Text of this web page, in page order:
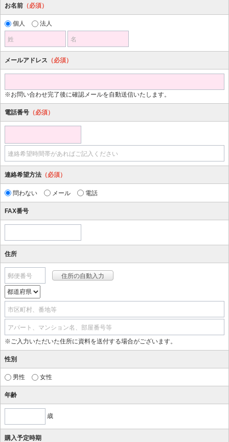
お名前 （必須）
個人 法人
姓 名
メールアドレス （必須）
※お問い合わせ完了後に確認メールを自動送信いたします。
電話番号 （必須）
連絡希望時間帯があればご記入ください
連絡希望方法 （必須）
問わない メール 電話
FAX番号
住所
郵便番号
市区町村、番地等
アパート、マンション名、部屋番号等
※ご入力いただいた住所に資料を送付する場合がございます。
性別
男性 女性
年齢
歳
購入予定時期